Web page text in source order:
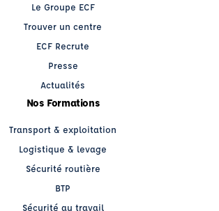
Le Groupe ECF
Trouver un centre
ECF Recrute
Presse
Actualités
Nos Formations
Transport & exploitation
Logistique & levage
Sécurité routière
BTP
Sécurité au travail